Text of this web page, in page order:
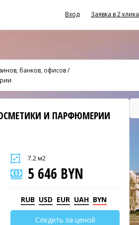
Вход Заявка в 2 клика
банков, офисов/
И ПАРФЮМЕРИИ
7.2 м2
5 646 BYN
RUB USD EUR UAH BYN
Следить за ценой